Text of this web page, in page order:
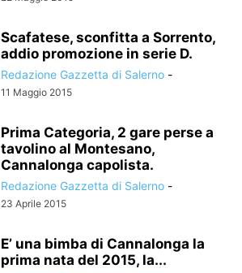
Scafatese, sconfitta a Sorrento,
addio promozione in serie D.
Redazione Gazzetta di Salerno -
11 Maggio 2015
Prima Categoria, 2 gare perse a
tavolino al Montesano,
Cannalonga capolista.
Redazione Gazzetta di Salerno -
23 Aprile 2015
E’ una bimba di Cannalonga la
prima nata del 2015, la...